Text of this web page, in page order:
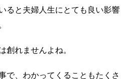
ると夫婦人生にとても良い影響
創れませんよね。
で、わかってくることもたくさ